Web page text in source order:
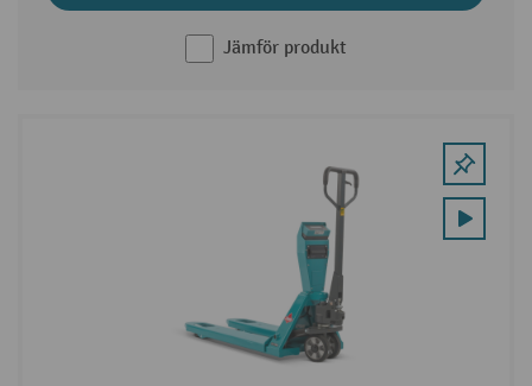
Jämför produkt